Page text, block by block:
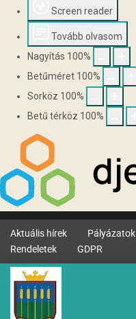
Screen reader
Tovább olvasom
Nagyítás 100%
Betűméret 100%
Sorköz 100%
Betű térköz 100%
Aktuális hírek Pályázatok
Rendeletek
GDPR